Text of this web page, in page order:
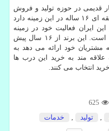
قدیمی در حوزه تولید و فروش
درب های ضد سرقت است که سابقه ای ۱۶ ساله در این زمینه دارد
ایران فعالیت خود در زمینه
درب های ضد سرقت را آغاز کرده است. این برند از ۱۶ سال پیش
مشتریان خود ارائه می دهد به
مند به خرید این درب ها
انتخاب می کنند.
625
تولید خدمات